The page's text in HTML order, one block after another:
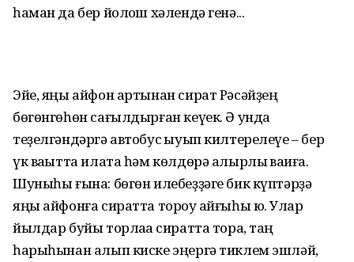
һаман да бер йолҡош хәлендә генә...
Эйе, яңы айфон артынан сират Рәсәйҙең
бөгөнгөһөн сағылдырған кеүек. Ә унда
теҙелгәндәргә автобус ҡыуып килтерелеүе – бер
үк ваҡытта илата һәм көлдөрә алырлыҡ ваҡиға.
Шуныһы ғына: бөгөн илебеҙҙәге бик күптәрҙә
яңы айфонға сиратта тороу ҡайғыһы юҡ. Улар
йылдар буйы торлаҡҡа сиратта тора, таң
һарыһынан алып киске эңергә тиклем эшләй,